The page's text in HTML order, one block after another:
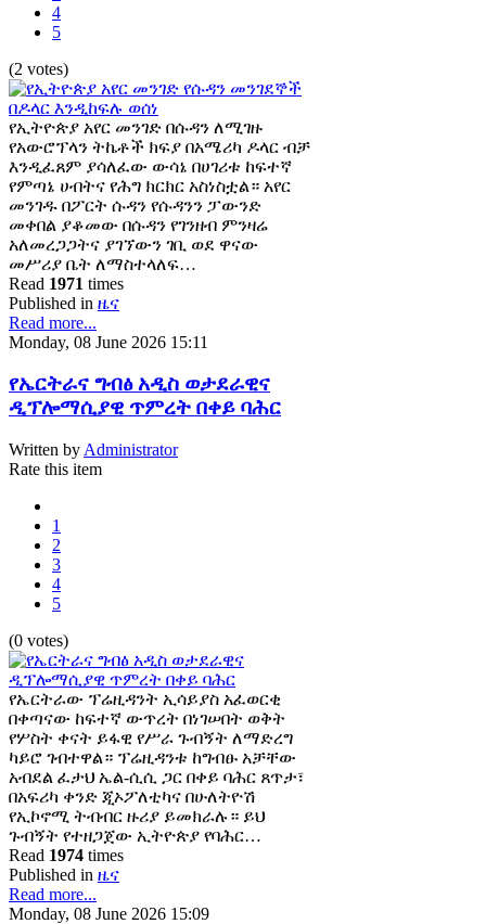
4
5
(2 votes)
የኢትዮጵያ አየር መንገድ በሱዳን ለሚገዙ
የአውሮፕላን ትኬቶች ክፍያ በአሜሪካ ዶላር ብቻ
እንዲፈጸም ያሳለፈው ውሳኔ በሀገሪቱ ከፍተኛ
የምጣኔ ሀብትና የሕግ ክርክር አስነስቷል። አየር
መንገዱ በፖርት ሱዳን የሱዳንን ፓውንድ
መቀበል ያቆመው በሱዳን የገንዘብ ምንዛሬ
አለመረጋጋትና ያገኘውን ገቢ ወደ ዋናው
መሥሪያ ቤት ለማስተላለፍ…
Read 1971 times
Published in ዜና
Read more...
Monday, 08 June 2026 15:11
የኤርትራና ግብፅ አዲስ ወታደራዊና
ዲፕሎማሲያዊ ጥምረት በቀይ ባሕር
Written by Administrator
Rate this item
1
2
3
4
5
(0 votes)
የኤርትራው ፕሬዚዳንት ኢሳይያስ አፈወርቂ
በቀጣናው ከፍተኛ ውጥረት በነገሠበት ወቅት
የሦስት ቀናት ይፋዊ የሥራ ጉብኝት ለማድረግ
ካይሮ ገብተዋል። ፕሬዚዳንቱ ከግብፁ አቻቸው
አብደል ፈታህ ኤል-ሲሲ ጋር በቀይ ባሕር ጸጥታ፣
በአፍሪካ ቀንድ ጂኦፖለቲካና በሁለትዮሽ
የኢኮኖሚ ትብብር ዙሪያ ይመክራሉ። ይህ
ጉብኝት የተዘጋጀው ኢትዮጵያ የባሕር…
Read 1974 times
Published in ዜና
Read more...
Monday, 08 June 2026 15:09